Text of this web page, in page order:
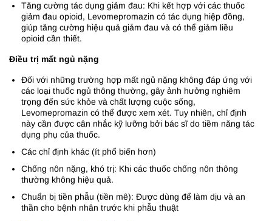
Tăng cường tác dụng giảm đau: Khi kết hợp với các thuốc
giảm đau opioid, Levomepromazin có tác dụng hiệp đồng,
giúp tăng cường hiệu quả giảm đau và có thể giảm liều
opioid cần thiết.
Điều trị mất ngủ nặng
Đối với những trường hợp mất ngủ nặng không đáp ứng với
các loại thuốc ngủ thông thường, gây ảnh hưởng nghiêm
trọng đến sức khỏe và chất lượng cuộc sống,
Levomepromazin có thể được xem xét. Tuy nhiên, chỉ định
này cần được cân nhắc kỹ lưỡng bởi bác sĩ do tiềm năng tác
dụng phụ của thuốc.
Các chỉ định khác (ít phổ biến hơn)
Chống nôn nặng, khó trị: Khi các thuốc chống nôn thông
thường không hiệu quả.
Chuẩn bị tiền phẫu (tiền mê): Được dùng để làm dịu và an
thần cho bệnh nhân trước khi phẫu thuật